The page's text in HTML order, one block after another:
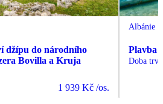
džípu do národního
Bovilla a Kruja
1 939 Kč /os.
Albánie
Plavba
Doba